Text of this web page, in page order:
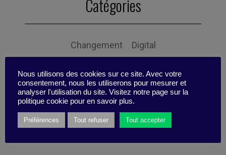
Catégories
Changement Digital
Economie et société Globalisation
Gouvernance Innovation
Intelligence Collective Leadership
Nous utilisons des cookies sur ce site. Avec votre
consentement, nous les utiliserons pour mesurer et
analyser l'utilisation du site. Visitez notre page sur la
politique cookie pour en savoir plus.
Préférences Tout refuser Tout accepter